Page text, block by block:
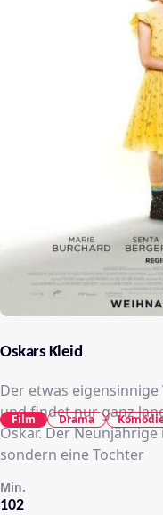
Oskars Kleid
Der etwas
und findet nur ganz
Oskar. Der
sondern eine Tochter
102
Min.
Film Drama